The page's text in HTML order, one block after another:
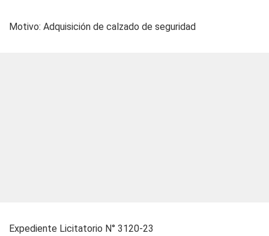
Motivo: Adquisición de calzado de seguridad
Expediente Licitatorio N° 3120-23